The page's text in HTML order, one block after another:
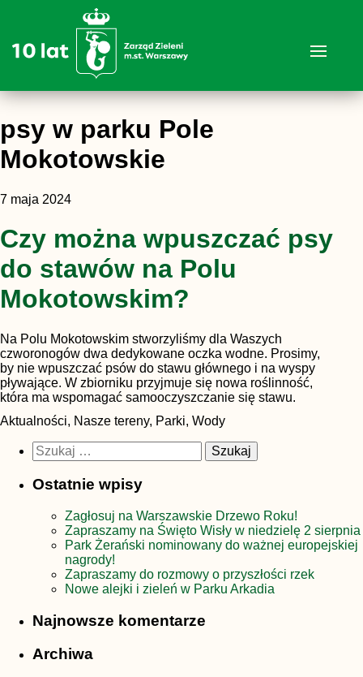
psy w parku Pole
Mokotowskie
7 maja 2024
Czy można wpuszczać psy
do stawów na Polu
Mokotowskim?
Na Polu Mokotowskim stworzyliśmy dla Waszych
czworonogów dwa dedykowane oczka wodne. Prosimy,
by nie wpuszczać psów do stawu głównego i na wyspy
pływające. W zbiorniku przyjmuje się nowa roślinność,
która ma wspomagać samooczyszczanie się stawu.
Aktualności, Nasze tereny, Parki, Wody
Szukaj:
Ostatnie wpisy
Zagłosuj na Warszawskie Drzewo Roku!
Zapraszamy na Święto Wisły w niedzielę 2 sierpnia
Park Żerański nominowany do ważnej europejskiej
nagrody!
Zapraszamy do rozmowy o przyszłości rzek
Nowe alejki i zieleń w Parku Arkadia
Najnowsze komentarze
Archiwa